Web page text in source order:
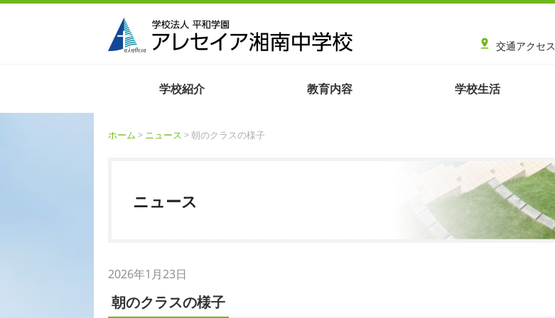
 交通アクセス
学校紹介 教育内容 学校生活
ホーム > ニュース > 朝のクラスの様子
ニュース
2026年1月23日
朝のクラスの様子